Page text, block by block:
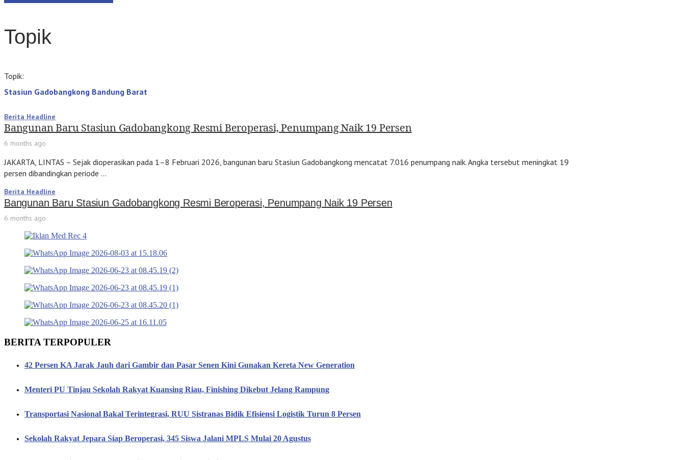
Topik
Topik:
Stasiun Gadobangkong Bandung Barat
Berita Headline
Bangunan Baru Stasiun Gadobangkong Resmi Beroperasi, Penumpang Naik 19 Persen
6 months ago
JAKARTA, LINTAS – Sejak dioperasikan pada 1–8 Februari 2026, bangunan baru Stasiun Gadobangkong mencatat 7.016 penumpang naik. Angka tersebut meningkat 19
persen dibandingkan periode …
Berita Headline
Bangunan Baru Stasiun Gadobangkong Resmi Beroperasi, Penumpang Naik 19 Persen
6 months ago
BERITA TERPOPULER
42 Persen KA Jarak Jauh dari Gambir dan Pasar Senen Kini Gunakan Kereta New Generation
Menteri PU Tinjau Sekolah Rakyat Kuansing Riau, Finishing Dikebut Jelang Rampung
Transportasi Nasional Bakal Terintegrasi, RUU Sistranas Bidik Efisiensi Logistik Turun 8 Persen
Sekolah Rakyat Jepara Siap Beroperasi, 345 Siswa Jalani MPLS Mulai 20 Agustus